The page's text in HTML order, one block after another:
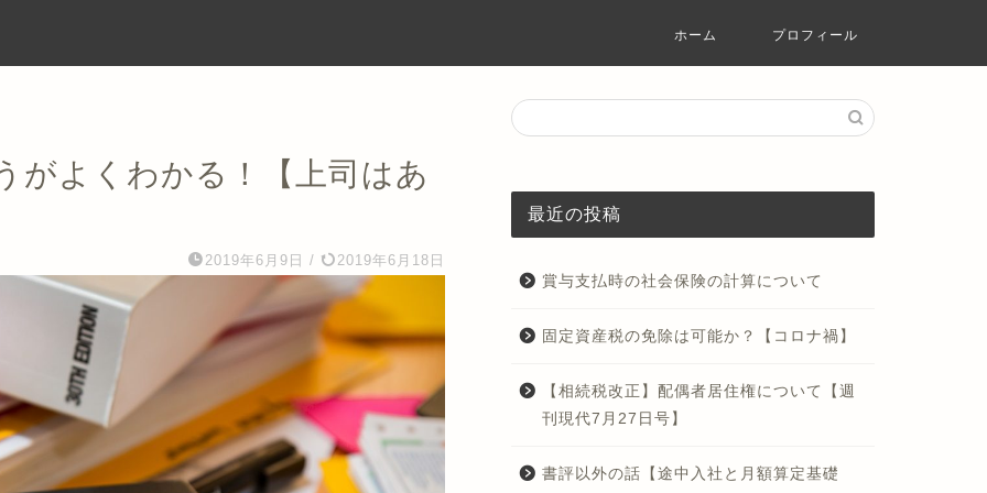
ホーム プロフィール
がよくわかる！【上司はあ
2019年6月9日 / 2019年6月18日
最近の投稿
賞与支払時の社会保険の計算について
固定資産税の免除は可能か？【コロナ禍】
【相続税改正】配偶者居住権について【週
刊現代7月27日号】
書評以外の話【途中入社と月額算定基礎